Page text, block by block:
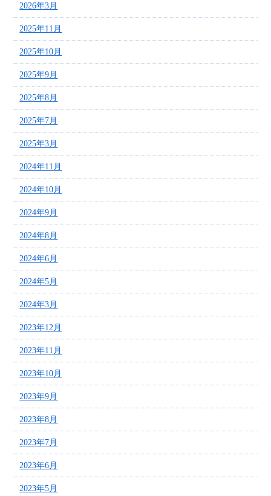
2026年3月
2025年11月
2025年10月
2025年9月
2025年8月
2025年7月
2025年3月
2024年11月
2024年10月
2024年9月
2024年8月
2024年6月
2024年5月
2024年3月
2023年12月
2023年11月
2023年10月
2023年9月
2023年8月
2023年7月
2023年6月
2023年5月